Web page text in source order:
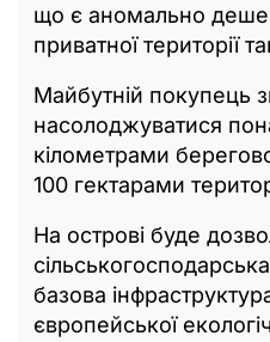
що є аномально
приватної території
Майбутній покупець
насолоджуватися
кілометрами
100 гектарами
На острові буде
сільськогосподарська
базова
європейської